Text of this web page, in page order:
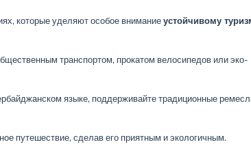
которые уделяют особое вниманиеустойчивому
транспортом, прокатом велосипедов или эко-
языке, поддерживайте традиционные
путешествие, сделав его приятным и экологичным.